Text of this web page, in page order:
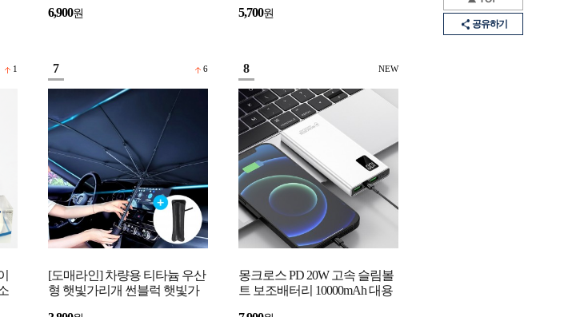
공유하기
6,900원
USB 핸드폰 휴대폰
5,700원
1 7 6
[도매라인] 차량용 티타늄 우산
형 햇빛가리개 썬블럭 햇빛가
8 NEW
몽크로스 PD 20W 고속 슬림볼
트 보조배터리 10000mAh 대용